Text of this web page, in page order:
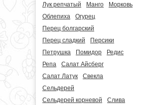
Лук репчатый
Манго
Морковь
Облепиха
Огурец
Перец болгарский
Перец сладкий
Персики
Петрушка
Помидор
Редис
Репа
Салат Айсберг
Салат Латук
Свекла
Сельдерей
Сельдерей корневой
Слива